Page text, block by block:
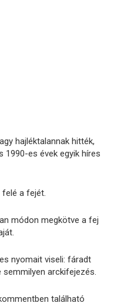
hajléktalannak hitték,
1990-es évek egyik híres
a fejét.
módon megkötve a fej
nyomait viseli: fáradt
arckifejezés.
található